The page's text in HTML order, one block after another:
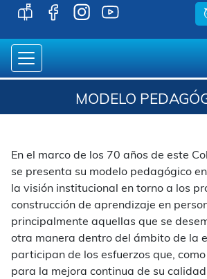
MODELO
En el marco de los 70 años de este
se presenta su modelo pedagógico
la visión institucional en torno a los
construcción de aprendizaje en
principalmente aquellas que se
otra manera dentro del ámbito de la
participan de los esfuerzos que,
para la mejora continua de su